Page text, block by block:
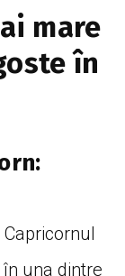
mare
în
una dintre